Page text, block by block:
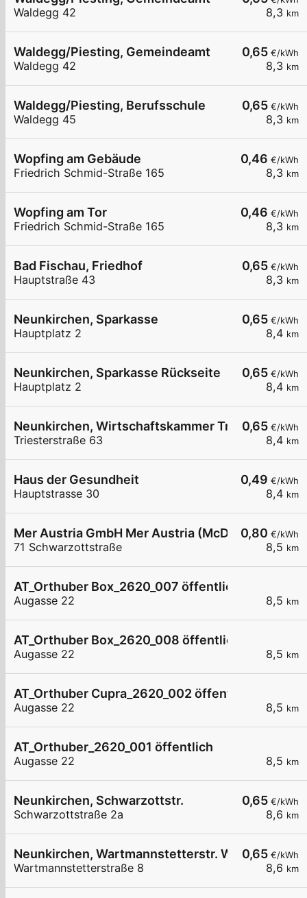
8,3 km
Waldegg 42
0,65 €/kWh
8,3 km
Waldegg/Piesting, Gemeindeamt
Waldegg 42
0,65 €/kWh
8,3 km
Waldegg/Piesting, Berufsschule
Waldegg 45
0,46 €/kWh
8,3 km
Wopfing am Gebäude
Friedrich Schmid-Straße 165
0,46 €/kWh
8,3 km
Wopfing am Tor
Friedrich Schmid-Straße 165
0,65 €/kWh
8,3 km
Bad Fischau, Friedhof
Hauptstraße 43
0,65 €/kWh
8,4 km
Neunkirchen, Sparkasse
Hauptplatz 2
0,65 €/kWh
8,4 km
Neunkirchen, Sparkasse Rückseite
Hauptplatz 2
0,65 €/kWh
8,4 km
Neunkirchen, Wirtschaftskammer Triesterstr.
Triesterstraße 63
0,49 €/kWh
8,4 km
Haus der Gesundheit
Hauptstrasse 30
0,80 €/kWh
8,5 km
Mer Austria GmbH Mer Austria (McD) -
71 Schwarzottstraße
8,5 km
AT_Orthuber Box_2620_007 öffentlich
Augasse 22
8,5 km
AT_Orthuber Box_2620_008 öffentlich
Augasse 22
8,5 km
AT_Orthuber Cupra_2620_002 öffentlich
Augasse 22
8,5 km
AT_Orthuber_2620_001 öffentlich
Augasse 22
0,65 €/kWh
8,6 km
Neunkirchen, Schwarzottstr.
Schwarzottstraße 2a
0,65 €/kWh
8,6 km
Neunkirchen, Wartmannstetterstr. Wohnbau
Wartmannstetterstraße 8